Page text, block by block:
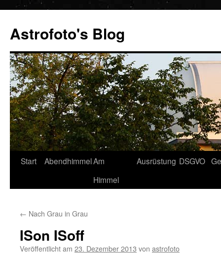
springen
Astrofoto's Blog
Start AbendhimmelAm
Himmel
Ausrüstung DSGVO
← Nach Grau in Grau
ISon ISoff
Veröffentlicht am 23. Dezember 2013 von astrofoto